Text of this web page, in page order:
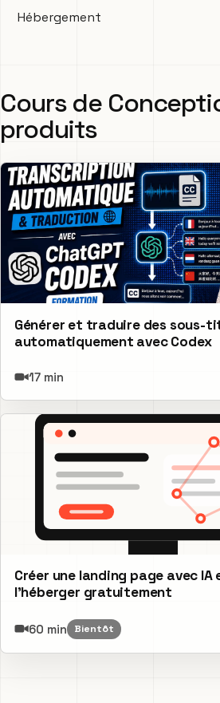
Hébergement
Cours de
produits
Générer et traduire des sous-
automatiquement avec Codex
17 min
Créer une landing page avec IA
l’héberger gratuitement
60 min Bientôt